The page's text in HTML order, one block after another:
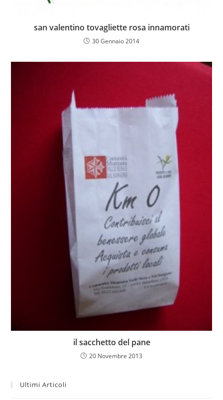
san valentino tovagliette rosa innamorati
30 Gennaio 2014
il sacchetto del pane
20 Novembre 2013
Ultimi Articoli